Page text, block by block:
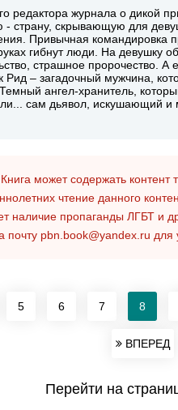
редактора журнала о дикой
- страну, скрывающую для
Привычная командировка
гибнут люди. На девушку
страшное пророчество. А
Рид – загадочный мужчина,
ангел-хранитель,
сам дьявол, искушающий
может содержать контент
чтение данного
наличие пропаганды ЛГБТ и
почту pbn.book@yandex.ru для
5 6 7 8
ВПЕРЕД
Перейти на